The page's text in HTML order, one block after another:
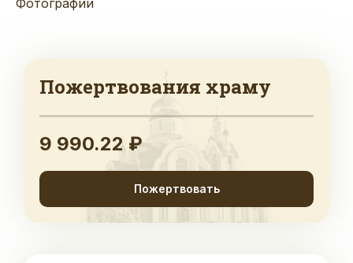
Пожертвования храму
9 990.22 ₽
Пожертвовать